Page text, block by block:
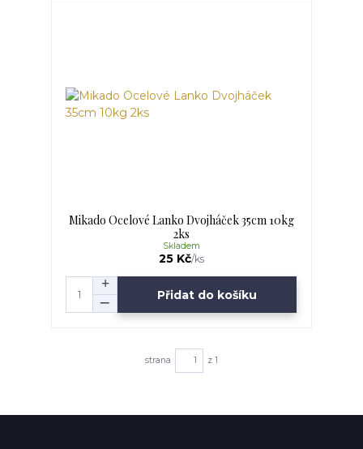
Mikado Ocelové Lanko Dvojháček 35cm 10kg
2ks
25 Kč/ks
Skladem
Přidat do košíku
strana z 1